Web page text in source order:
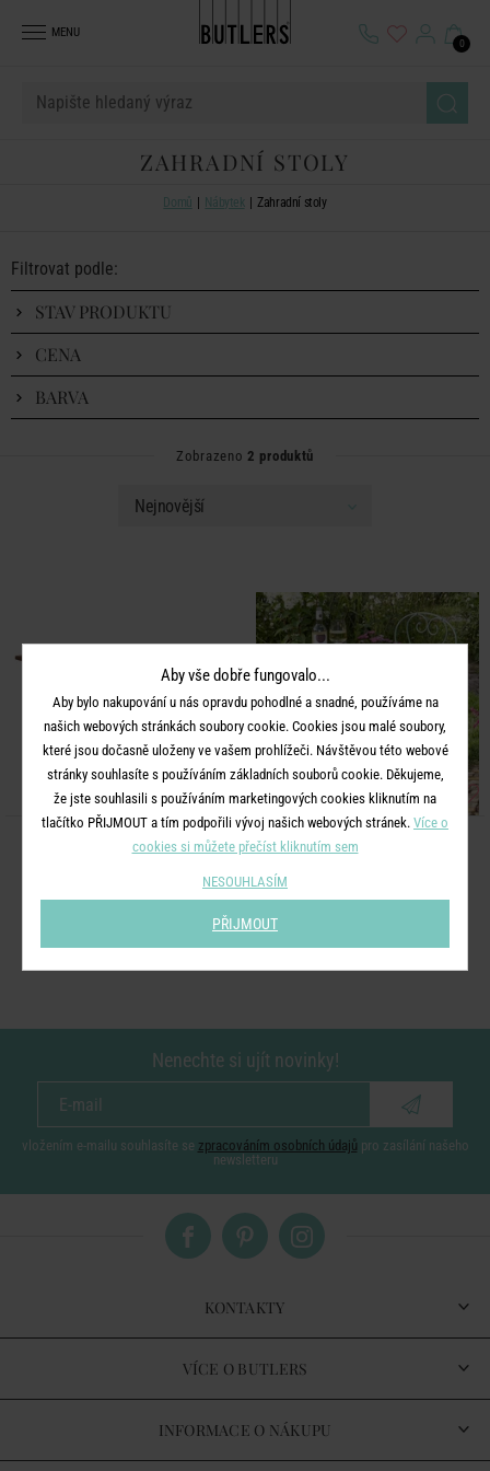
MENU
0
ZAHRADNÍ STOLY
Domů Nábytek Zahradní stoly
Filtrovat podle:
STAV PRODUKTU
CENA
BARVA
Zobrazeno 2 produktů
TORRENCE CENTURY
Nenechte si ujít novinky!
vložením e-mailu souhlasíte se zpracováním osobních údajů pro zasílání našeho
newsletteru
KONTAKTY
VÍCE O BUTLERS
INFORMACE O NÁKUPU
Aby vše dobře fungovalo...
Aby bylo nakupování u nás opravdu pohodlné a snadné, používáme na
našich webových stránkách soubory cookie. Cookies jsou malé soubory,
které jsou dočasně uloženy ve vašem prohlížeči. Návštěvou této webové
stránky souhlasíte s používáním základních souborů cookie. Děkujeme,
že jste souhlasili s používáním marketingových cookies kliknutím na
tlačítko PŘIJMOUT a tím podpořili vývoj našich webových stránek. Více o
cookies si můžete přečíst kliknutím sem
NESOUHLASÍM
PŘIJMOUT